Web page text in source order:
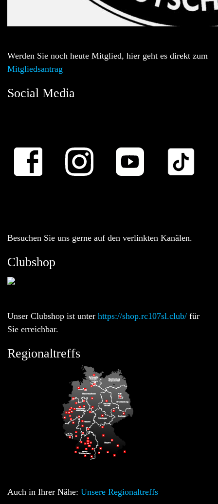
Werden Sie noch heute Mitglied, hier geht es direkt zum
Mitgliedsantrag
Social Media
Besuchen Sie uns gerne auf den verlinkten Kanälen.
Clubshop
Unser Clubshop ist unter https://shop.rc107sl.club/ für
Sie erreichbar.
Regionaltreffs
Auch in Ihrer Nähe: Unsere Regionaltreffs